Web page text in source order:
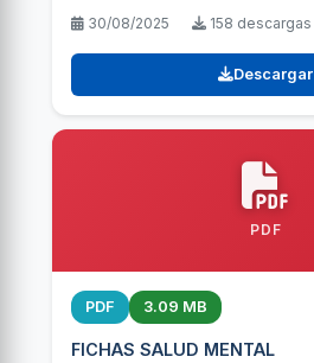
30/08/2025 158 descargas
Descargar
PDF
PDF 3.09 MB
FICHAS SALUD MENTAL